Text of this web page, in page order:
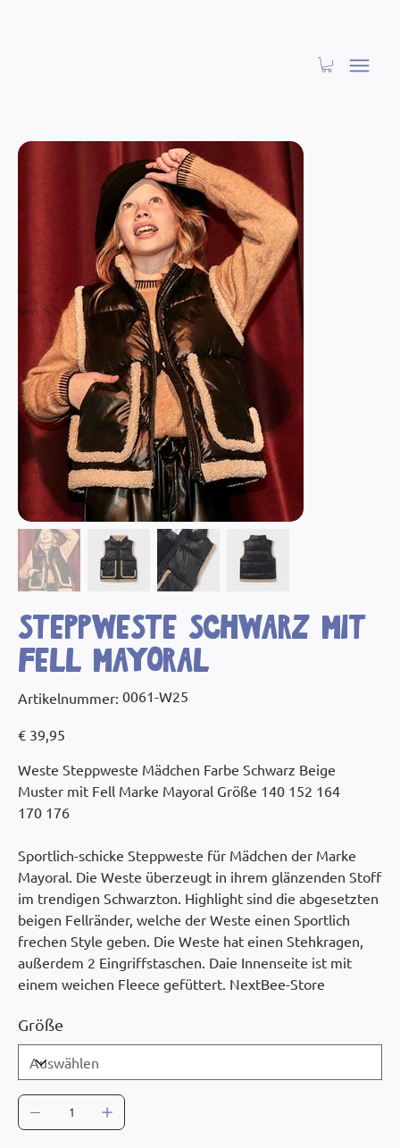
Steppweste schwarz mit
Fell Mayoral
Artikelnummer:
Artikelnummer:
0061-
0061-W25
€ 39,95
Weste Steppweste Mädchen Farbe Schwarz Beige
Muster mit Fell Marke Mayoral Größe 140 152 164
170 176
Sportlich-schicke Steppweste für Mädchen der Marke
Mayoral. Die Weste überzeugt in ihrem glänzenden Stoff
im trendigen Schwarzton. Highlight sind die abgesetzten
beigen Fellränder, welche der Weste einen Sportlich
frechen Style geben. Die Weste hat einen Stehkragen,
außerdem 2 Eingriffstaschen. Daie Innenseite ist mit
einem weichen Fleece gefüttert. NextBee-Store
Größe